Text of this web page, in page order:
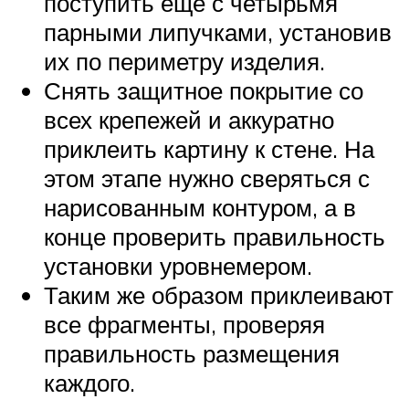
парными липучками, установив
их по периметру изделия.
Снять защитное покрытие со
всех крепежей и аккуратно
приклеить картину к стене. На
этом этапе нужно сверяться с
нарисованным контуром, а в
конце проверить правильность
установки уровнемером.
Таким же образом приклеивают
все фрагменты, проверяя
правильность размещения
каждого.